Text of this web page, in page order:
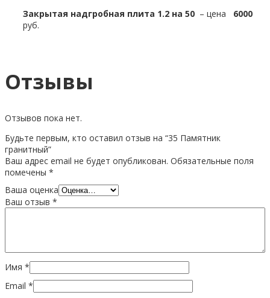
Закрытая надгробная плита 1.2 на 50 – цена 6000
руб.
Отзывы
Отзывов пока нет.
Будьте первым, кто оставил отзыв на “35 Памятник
гранитный”
Ваш адрес email не будет опубликован. Обязательные поля
помечены *
Ваша оценка
Ваш отзыв *
Имя *
Email *